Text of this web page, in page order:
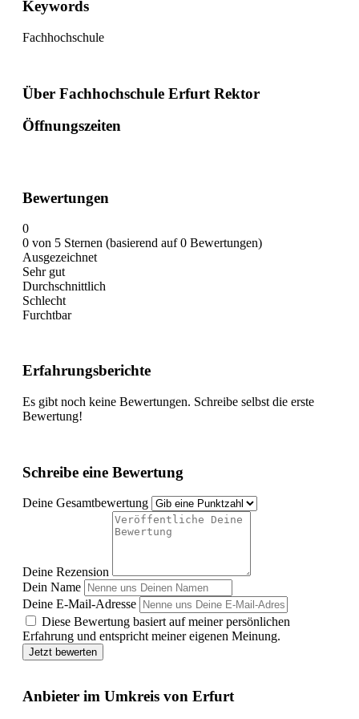
Keywords
Fachhochschule
Über Fachhochschule Erfurt Rektor
Öffnungszeiten
Bewertungen
0
0 von 5 Sternen (basierend auf 0 Bewertungen)
Ausgezeichnet
Sehr gut
Durchschnittlich
Schlecht
Furchtbar
Erfahrungsberichte
Es gibt noch keine Bewertungen. Schreibe selbst die erste
Bewertung!
Schreibe eine Bewertung
Deine Gesamtbewertung
Deine Rezension
Dein Name
Deine E-Mail-Adresse
Diese Bewertung basiert auf meiner persönlichen
Erfahrung und entspricht meiner eigenen Meinung.
Jetzt bewerten
Anbieter im Umkreis von Erfurt